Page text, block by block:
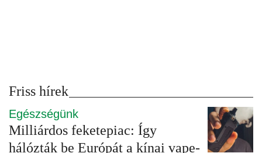
Friss hírek
Egészségünk
Milliárdos feketepiac: Így
hálózták be Európát a kínai vape-